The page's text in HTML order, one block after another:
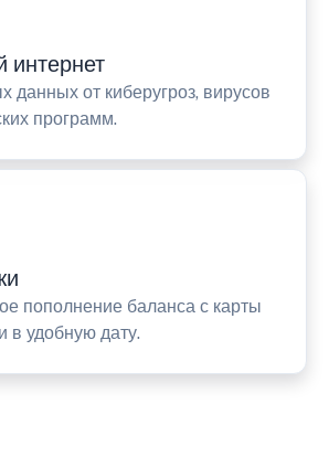
интернет
данных от киберугроз, вирусов
программ.
пополнение баланса с карты
в удобную дату.